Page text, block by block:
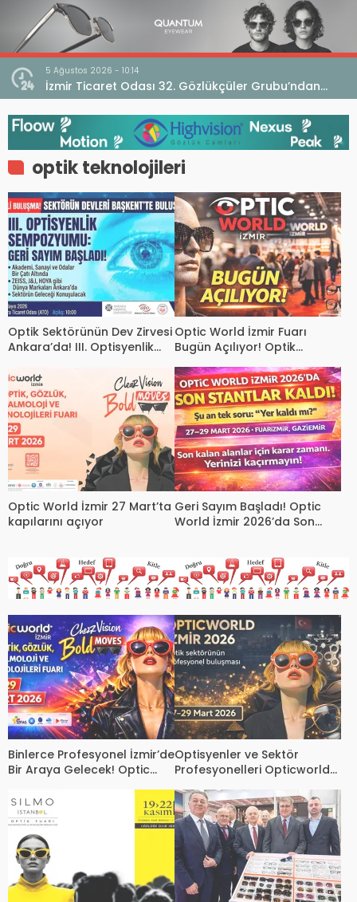
5 Ağustos 2026 - 10:14
İzmir Ticaret Odası 32. Gözlükçüler Grubu’ndan
TEBD II DigitaliSME Dijital Dönüşüm Projesi açıklaması
optik teknolojileri
Optik Sektörünün Dev Zirvesi
Ankara’da! III. Optisyenlik
Optic World İzmir Fuarı
Bugün Açılıyor! Optik
Optic World İzmir 27 Mart’ta
kapılarını açıyor
Geri Sayım Başladı! Optic
World İzmir 2026’da Son
Binlerce Profesyonel İzmir’de
Bir Araya Gelecek! Optic
Optisyenler ve Sektör
Profesyonelleri Opticworld